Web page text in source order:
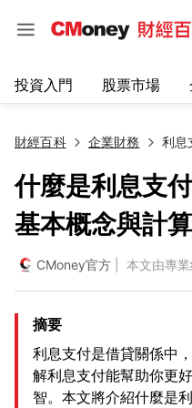
投資入門 股票市場
財經百科 企業財務 利息
什麼是利息支
基本概念與計算
CMoney官方 | 本文由專
摘要
利息支付是借貸關係中
解利息支付能幫助你更
智。本文將介紹什麼是